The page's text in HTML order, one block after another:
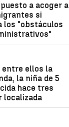
a acoger a
si
los "obstáculos
entre ellos la
la niña de 5
hace tres
localizada